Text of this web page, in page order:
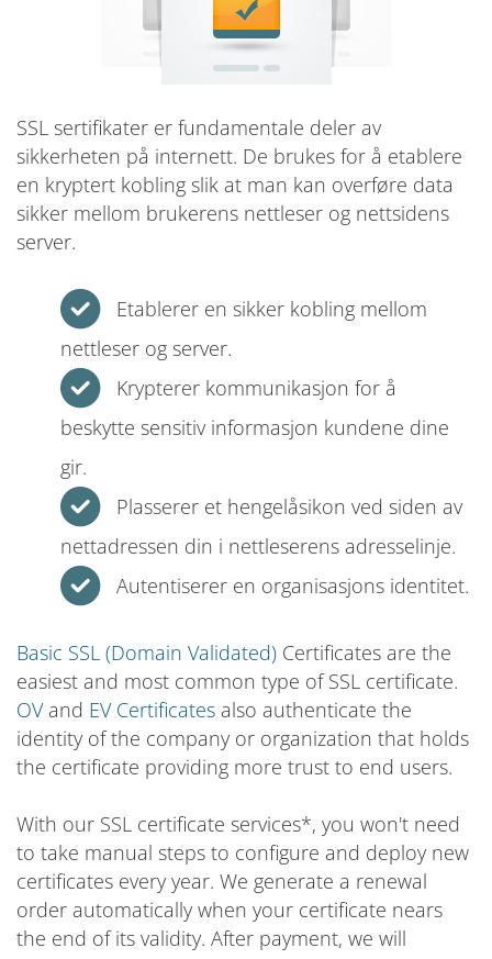
SSL sertifikater er fundamentale deler av
sikkerheten på internett. De brukes for å etablere
en kryptert kobling slik at man kan overføre data
sikker mellom brukerens nettleser og nettsidens
server.
Etablerer en sikker kobling mellom
nettleser og server.
Krypterer kommunikasjon for å
beskytte sensitiv informasjon kundene dine
gir.
Plasserer et hengelåsikon ved siden av
nettadressen din i nettleserens adresselinje.
Autentiserer en organisasjons identitet.
Basic SSL (Domain Validated) Certificates are the
easiest and most common type of SSL certificate.
OVand EV Certificates also authenticate the
identity of the company or organization that holds
the certificate providing more trust to end users.
With our SSL certificate services*, you won't need
to take manual steps to configure and deploy new
certificates every year. We generate a renewal
order automatically when your certificate nears
the end of its validity. After payment, we will